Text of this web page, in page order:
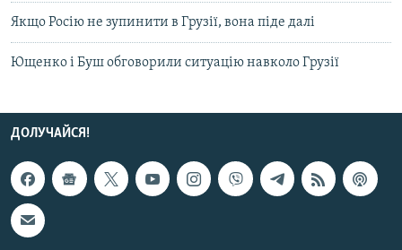
Якщо Росію не зупинити в Грузії, вона піде далі
Ющенко і Буш обговорили ситуацію навколо Грузії
ДОЛУЧАЙСЯ!